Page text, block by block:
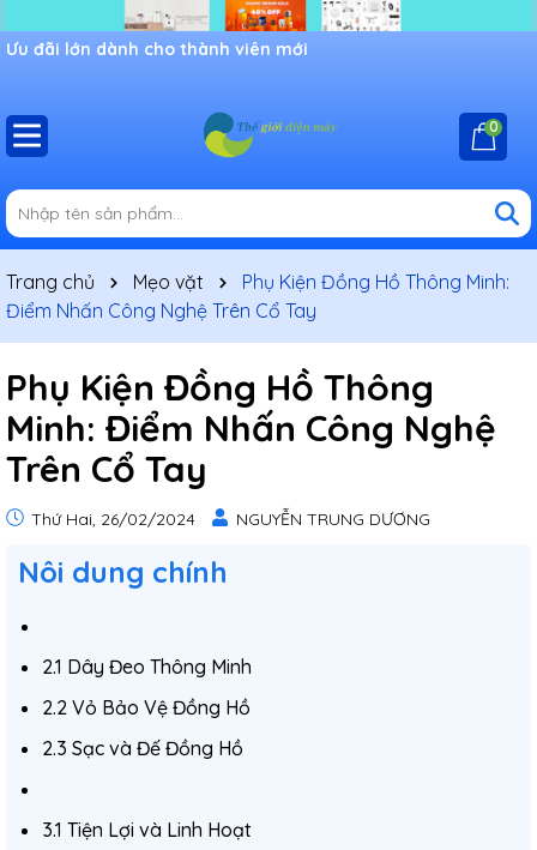
Chào mừng bạn đến với cửa hàng Shop thế giới điện máy,
Ưu đãi lớn dành cho thành viên mới
0
Trang chủ Mẹo vặt
Phụ Kiện Đồng Hồ Thông Minh:
Điểm Nhấn Công Nghệ Trên Cổ Tay
Phụ Kiện Đồng Hồ Thông
Minh: Điểm Nhấn Công Nghệ
Trên Cổ Tay
Thứ Hai, 26/02/2024 NGUYỄN TRUNG DƯƠNG
Nôi dung chính
2.1 Dây Đeo Thông Minh
2.2 Vỏ Bảo Vệ Đồng Hồ
2.3 Sạc và Đế Đồng Hồ
3.1 Tiện Lợi và Linh Hoạt